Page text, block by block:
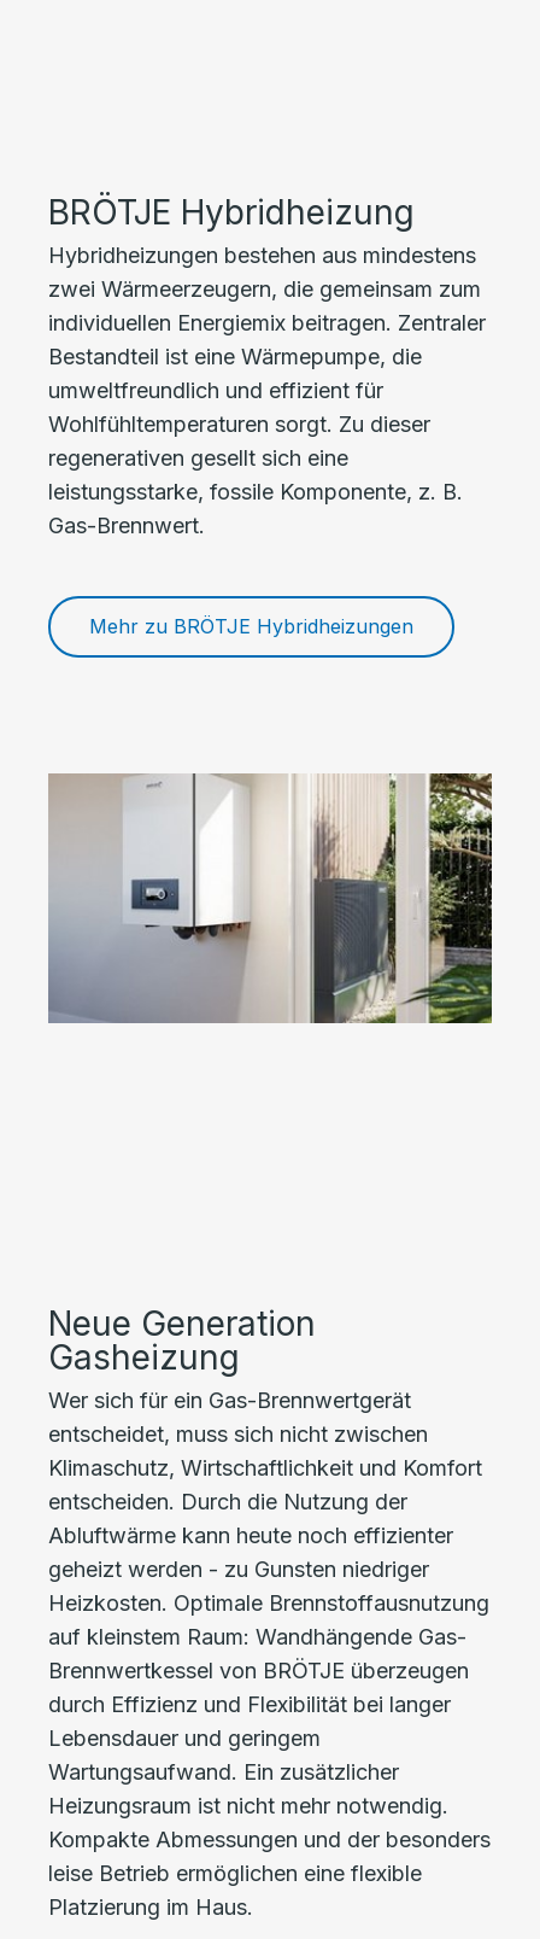
BRÖTJE Hybridheizung
Hybridheizungen bestehen aus mindestens
zwei Wärmeerzeugern, die gemeinsam zum
individuellen Energiemix beitragen. Zentraler
Bestandteil ist eine Wärmepumpe, die
umweltfreundlich und effizient für
Wohlfühltemperaturen sorgt. Zu dieser
regenerativen gesellt sich eine
leistungsstarke, fossile Komponente, z. B.
Gas-Brennwert.
Mehr zu BRÖTJE Hybridheizungen
Neue Generation
Gasheizung
Wer sich für ein Gas-Brennwertgerät
entscheidet, muss sich nicht zwischen
Klimaschutz, Wirtschaftlichkeit und Komfort
entscheiden. Durch die Nutzung der
Abluftwärme kann heute noch effizienter
geheizt werden - zu Gunsten niedriger
Heizkosten. Optimale Brennstoffausnutzung
auf kleinstem Raum: Wandhängende Gas-
Brennwertkessel von BRÖTJE überzeugen
durch Effizienz und Flexibilität bei langer
Lebensdauer und geringem
Wartungsaufwand. Ein zusätzlicher
Heizungsraum ist nicht mehr notwendig.
Kompakte Abmessungen und der besonders
leise Betrieb ermöglichen eine flexible
Platzierung im Haus.